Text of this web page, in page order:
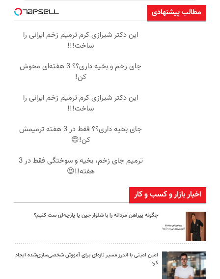
مطالب پیشنهادی
این دکتر شیرازی کرم ترمیم زخم ایرانی را
ساخت!!!
جای زخم و بخیه داری؟؟ 3 هفته‌ای محوش
کن!
این دکتر شیرازی کرم ترمیم زخم ایرانی را
ساخت!!!
جای بخیه داری؟؟ فقط در 3 هفته ترمیمش
کن!😍
ترمیم جای زخم، بخیه و سوختگی فقط در 3
هفته!!😍
اخبار بازار و کسب و کار
چگونه پیراهن مردانه را با شلوار جین یا پارچه‌ای ست کنیم؟
امین امینی با اندرز مسیر تازه‌ای برای آموزش شخصی‌سازی‌شده ایجاد
کرد